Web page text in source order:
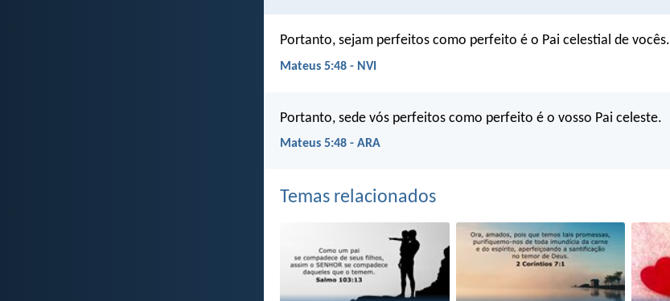
Portanto, sejam perfeitos como perfeito é o Pai celestial de vocês.
Mateus 5:48 - NVI
Portanto, sede vós perfeitos como perfeito é o vosso Pai celeste.
Mateus 5:48 - ARA
Temas relacionados